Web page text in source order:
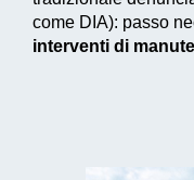
come DIA): passo
interventi di